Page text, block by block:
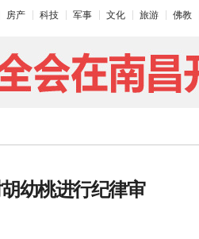
房产 科技 军事 文化 旅游 佛教
幼桃进行纪律审